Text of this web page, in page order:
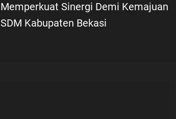
Memperkuat Sinergi Demi Kemajuan
SDM Kabupaten Bekasi